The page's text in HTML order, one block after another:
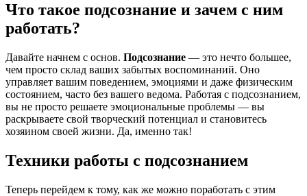
Что такое подсознание и зачем с ним
работать?
Давайте начнем с основ. Подсознание — это нечто большее,
чем просто склад ваших забытых воспоминаний. Оно
управляет вашим поведением, эмоциями и даже физическим
состоянием, часто без вашего ведома. Работая с подсознанием,
вы не просто решаете эмоциональные проблемы — вы
раскрываете свой творческий потенциал и становитесь
хозяином своей жизни. Да, именно так!
Техники работы с подсознанием
Теперь перейдем к тому, как же можно поработать с этим